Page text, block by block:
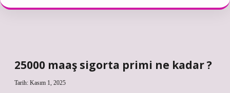
25000 maaş sigorta primi ne kadar ?
Tarih: Kasım 1, 2025